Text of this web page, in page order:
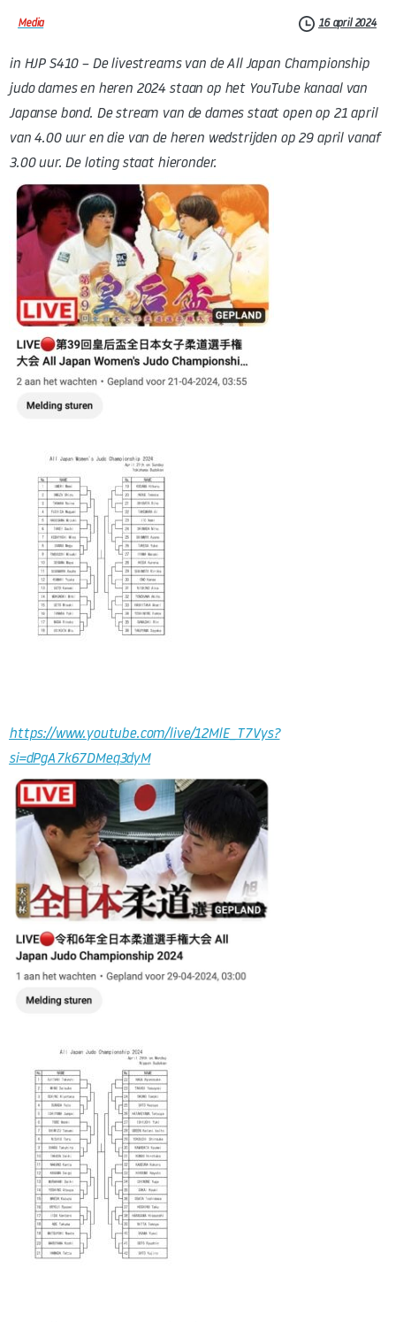
Media 16 april 2024
in HJP S410– De livestreams van de All Japan Championship
judo dames en heren 2024 staan op het YouTube kanaal van
Japanse bond. De stream van de dames staat open op 21 april
van 4.00 uur en die van de heren wedstrijden op 29 april vanaf
3.00 uur. De loting staat hieronder.
https://www.youtube.com/live/12MlE_T7Vys?
si=dPgA7k67DMeq3dyM